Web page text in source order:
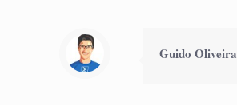
Guido Oliveira